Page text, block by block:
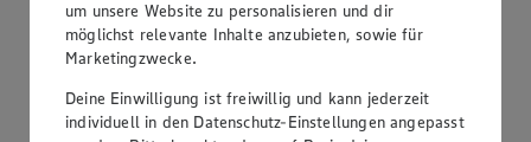
um unsere Website zu personalisieren und dir
möglichst relevante Inhalte anzubieten, sowie für
Marketingzwecke.
Deine Einwilligung ist freiwillig und kann jederzeit
individuell in den Datenschutz-Einstellungen angepasst